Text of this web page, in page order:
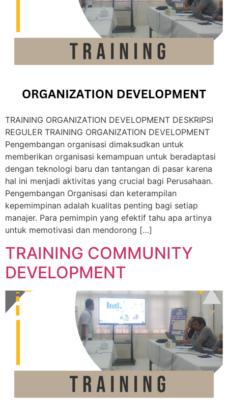
TRAINING ORGANIZATION DEVELOPMENT DESKRIPSI
REGULER TRAINING ORGANIZATION DEVELOPMENT
Pengembangan organisasi dimaksudkan untuk
memberikan organisasi kemampuan untuk beradaptasi
dengan teknologi baru dan tantangan di pasar karena
hal ini menjadi aktivitas yang crucial bagi Perusahaan.
Pengembangan Organisasi dan keterampilan
kepemimpinan adalah kualitas penting bagi setiap
manajer. Para pemimpin yang efektif tahu apa artinya
untuk memotivasi dan mendorong […]
TRAINING COMMUNITY
DEVELOPMENT